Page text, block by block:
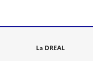
La DREAL